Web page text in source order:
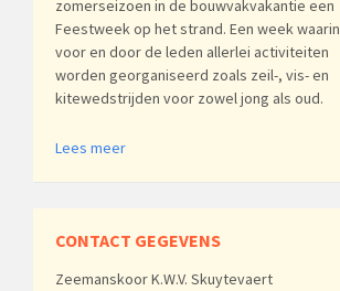
zomerseizoen in de bouwvakvakantie een
Feestweek op het strand. Een week waarin
voor en door de leden allerlei activiteiten
worden georganiseerd zoals zeil-, vis- en
kitewedstrijden voor zowel jong als oud.
Lees meer
CONTACT GEGEVENS
Zeemanskoor K.W.V. Skuytevaert